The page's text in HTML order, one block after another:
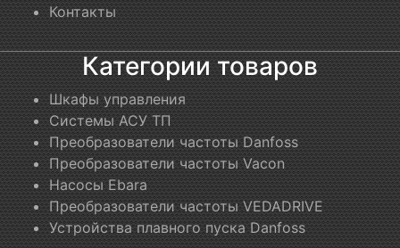
Контакты
Категории товаров
Шкафы управления
Системы АСУ ТП
Преобразователи частоты Danfoss
Преобразователи частоты Vacon
Насосы Ebara
Преобразователи частоты VEDADRIVE
Устройства плавного пуска Danfoss